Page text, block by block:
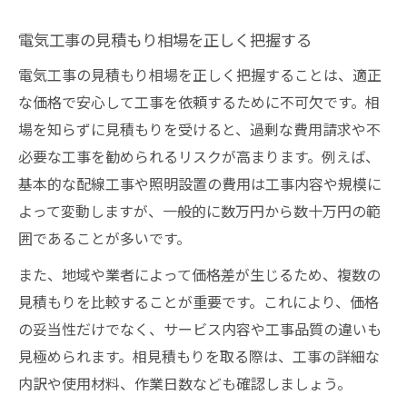
電気工事の見積もり相場を正しく把握する
電気工事の見積もり相場を正しく把握することは、適正
な価格で安心して工事を依頼するために不可欠です。相
場を知らずに見積もりを受けると、過剰な費用請求や不
必要な工事を勧められるリスクが高まります。例えば、
基本的な配線工事や照明設置の費用は工事内容や規模に
よって変動しますが、一般的に数万円から数十万円の範
囲であることが多いです。
また、地域や業者によって価格差が生じるため、複数の
見積もりを比較することが重要です。これにより、価格
の妥当性だけでなく、サービス内容や工事品質の違いも
見極められます。相見積もりを取る際は、工事の詳細な
内訳や使用材料、作業日数なども確認しましょう。